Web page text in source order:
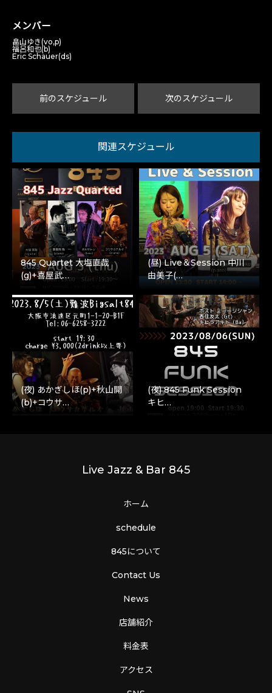
メンバー
畠山ゆき(vo,p)
福呂和也(b)
Eric Schauer(ds)
前のスケジュール 次のスケジュール
関連スケジュール
845 Quartet 大塩直哉
(g)+喜屋武…
(昼) Live＆Session 中川
由美子(…
(夜) あかぎしほ(p)+秋山開
(b)+コウサ…
(夜) 845 Funk Session
キヒ…
Live Jazz & Bar 845
ホーム
schedule
845について
Contact Us
News
店舗紹介
料金表
アクセス